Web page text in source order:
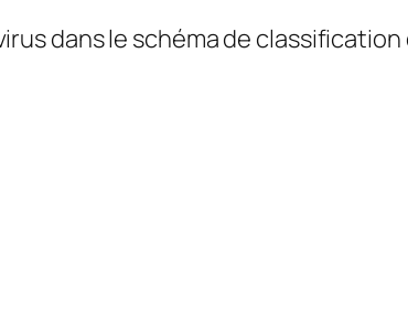
dans le schéma de